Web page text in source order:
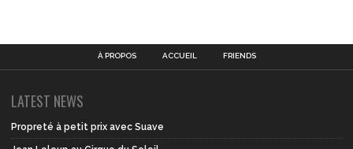
À PROPOS ACCUEIL FRIENDS
LATEST NEWS
Propreté à petit prix avec Suave